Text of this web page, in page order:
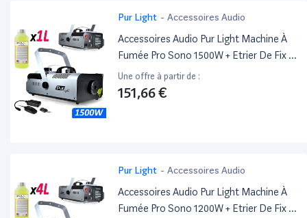
Pur Light - Accessoires Audio
Accessoires Audio Pur Light Machine À
Fumée Pro Sono 1500W + Etrier De Fix +
2 Télécommandes Newark1500 + 1L
Liquide
Une offre à partir de :
151,66 €
Pur Light - Accessoires Audio
Accessoires Audio Pur Light Machine À
Fumée Pro Sono 1200W + Etrier De Fix +